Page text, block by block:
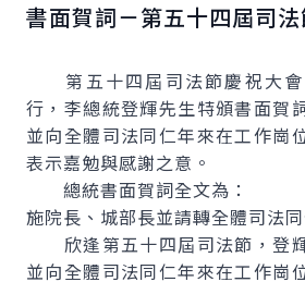
書面賀詞－第五十四屆司
第五十四屆司法節慶祝大會
行，李總統登輝先生特頒書面賀
並向全體司法同仁年來在工作崗
表示嘉勉與感謝之意。
總統書面賀詞全文為：
施院長、城部長並請轉全體司法同
欣逢第五十四屆司法節，登輝
並向全體司法同仁年來在工作崗